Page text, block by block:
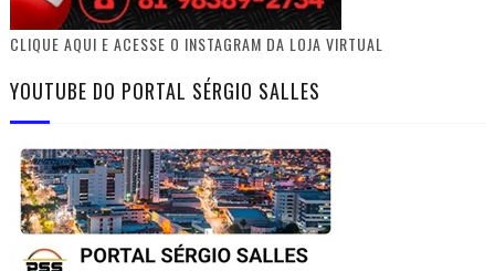
CLIQUE AQUI E ACESSE O INSTAGRAM DA LOJA VIRTUAL
YOUTUBE DO PORTAL SÉRGIO SALLES